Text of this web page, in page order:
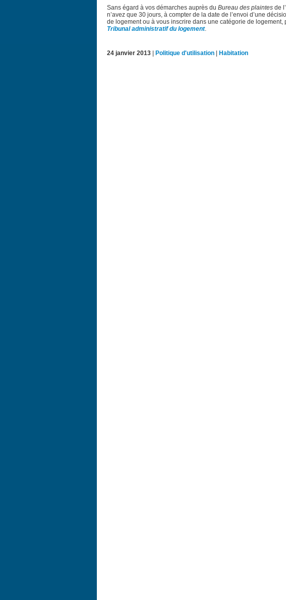
Sans égard à vos démarches auprès du Bureau des plaintes de
n’avez que 30 jours, à compter de la date de l’envoi d’une
de logement ou à vous inscrire dans une catégorie de
Tribunal administratif du logement.
24 janvier 2013 Politique d'utilisation Habitation